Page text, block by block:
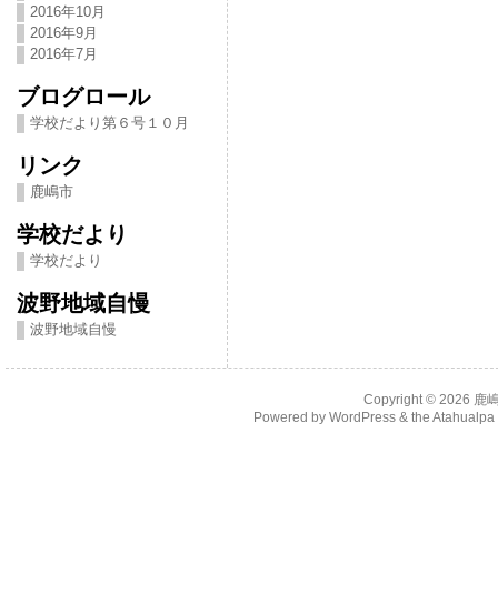
2016年10月
2016年9月
2016年7月
ブログロール
学校だより第６号１０月
リンク
鹿嶋市
学校だより
学校だより
波野地域自慢
波野地域自慢
Copyright © 2026 鹿
Powered by WordPress& the Atahualpa